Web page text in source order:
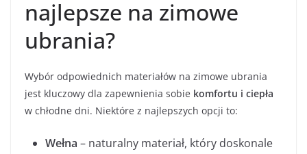
najlepsze na zimowe
ubrania?
Wybór odpowiednich materiałów na zimowe ubrania
jest kluczowy dla zapewnienia sobie komfortu i ciepła
w chłodne dni. Niektóre z najlepszych opcji to:
Wełna – naturalny materiał, który doskonale